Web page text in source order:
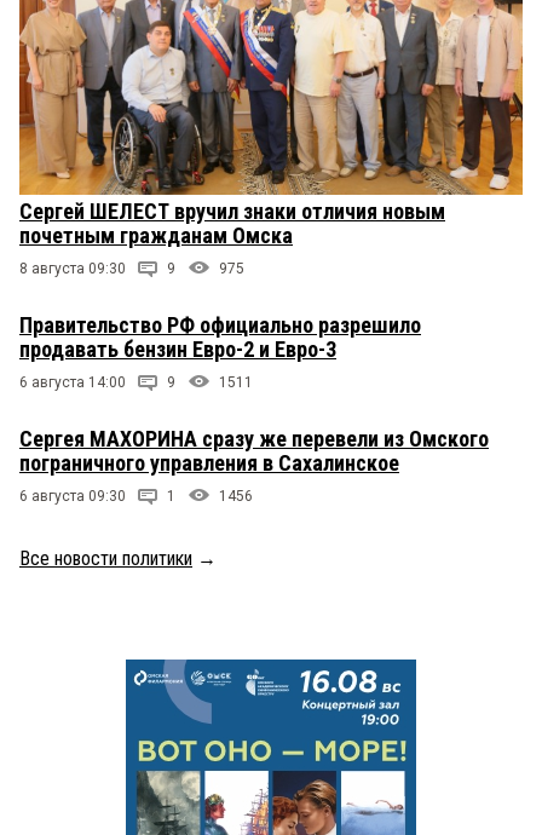
Сергей ШЕЛЕСТ вручил знаки отличия новым
почетным гражданам Омска
8 августа 09:30 9 975
Правительство РФ официально разрешило
продавать бензин Евро-2 и Евро-3
6 августа 14:00 9 1511
Сергея МАХОРИНА сразу же перевели из Омского
пограничного управления в Сахалинское
6 августа 09:30 1 1456
Все новости политики →